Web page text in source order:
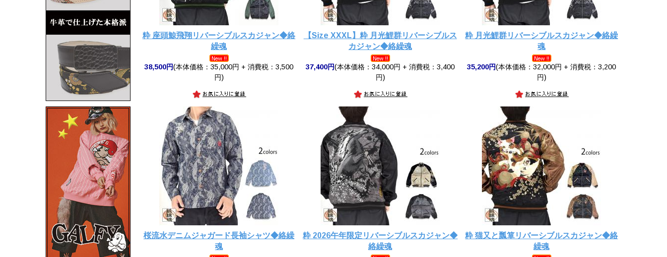
粋 座頭鯨飛翔リバーシブルスカジャン◆絡
繰魂
38,500円(本体価格：35,000円 + 消費税：3,500
円)
【Size XXXL】粋 月光鯉群リバーシブルス
カジャン◆絡繰魂
37,400円(本体価格：34,000円 + 消費税：3,400
円)
粋 月光鯉群リバーシブルスカジャン◆絡繰
魂
35,200円(本体価格：32,000円 + 消費税：3,200
円)
桜流水デニムジャガード長袖シャツ◆絡繰
魂
粋 2026午年限定リバーシブルスカジャン◆
絡繰魂
粋 猫又と瓢箪リバーシブルスカジャン◆絡
繰魂